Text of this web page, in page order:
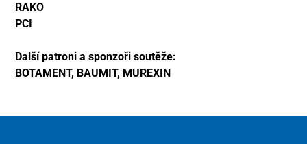
RAKO
PCI
Další patroni a sponzoři soutěže:
BOTAMENT, BAUMIT, MUREXIN